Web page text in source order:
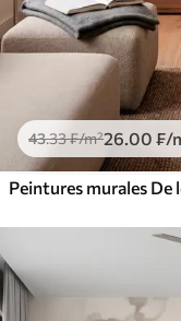
43.33₣/m²26.00 ₣/